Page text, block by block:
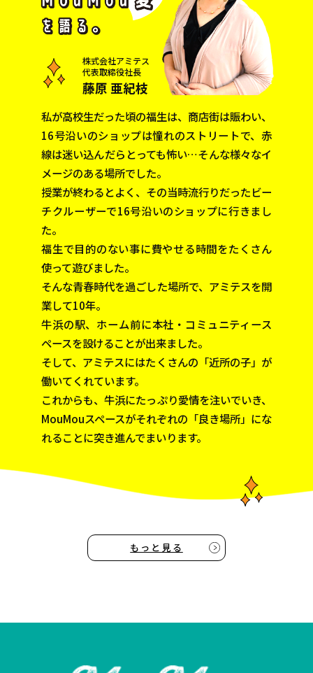
私が高校生だった頃の福生は、商店街は賑わい、
16号沿いのショップは憧れのストリートで、 赤
線は迷い込んだらとっても怖い…そんな様々なイ
メージのある場所でした。
授業が終わるとよく、その当時流行りだったビー
チクルーザーで16号沿いのショップに行きまし
た。
福生で目的のない事に費やせる時間をたくさん
使って遊びました。
そんな青春時代を過ごした場所で、アミテスを開
業して10年。
牛浜の駅、ホーム前に本社・コミュニティース
ペースを設けることが出来ました。
そして、アミテスにはたくさんの「近所の子」が
働いてくれています。
これからも、牛浜にたっぷり愛情を注いでいき、
MouMouスペースがそれぞれの 「良き場所」にな
れることに突き進んでまいります。
株式会社アミテス
代表取締役社長
藤原 亜紀枝
もっと見る